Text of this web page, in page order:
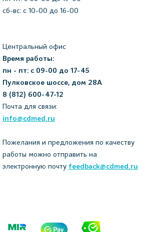
сб-вс: с 10-00 до 16-00
Центральный офис
Время работы:
пн - пт: с 09-00 до 17-45
Пулковское шоссе, дом 28А
8 (812) 600-47-12
Почта для связи:
info@cdmed.ru
Пожелания и предложения по качеству
работы можно отправить на
электронную почту feedback@cdmed.ru